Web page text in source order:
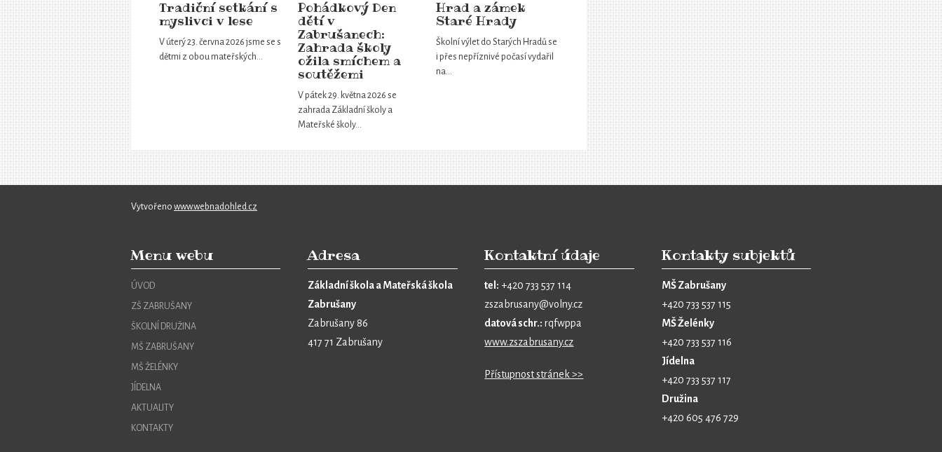
Tradiční setkání s
myslivci v lese
V úterý 23. června 2026 jsme se s
dětmi z obou mateřských…
Pohádkový Den
dětí v
Zabrušanech:
Zahrada školy
ožila smíchem a
soutěžemi
V pátek 29. května 2026 se
zahrada Základní školy a
Mateřské školy…
Hrad a zámek
Staré Hrady
Školní výlet do Starých Hradů se
i přes nepříznivé počasí vydařil
na…
Vytvořeno www.webnadohled.cz
Menu webu
ÚVOD
ZŠ ZABRUŠANY
ŠKOLNÍ DRUŽINA
MŠ ZABRUŠANY
MŠ ŽELÉNKY
JÍDELNA
AKTUALITY
KONTAKTY
Adresa
Základní škola a Mateřská škola
Zabrušany
Zabrušany 86
417 71 Zabrušany
Kontaktní údaje
tel: +420 733 537 114
zszabrusany@volny.cz
datová schr.: rqfwppa
www.zszabrusany.cz
Přístupnost stránek >>
Kontakty subjektů
MŠ Zabrušany
+420 733 537 115
MŠ Želénky
+420 733 537 116
Jídelna
+420 733 537 117
Družina
+420 605 476 729